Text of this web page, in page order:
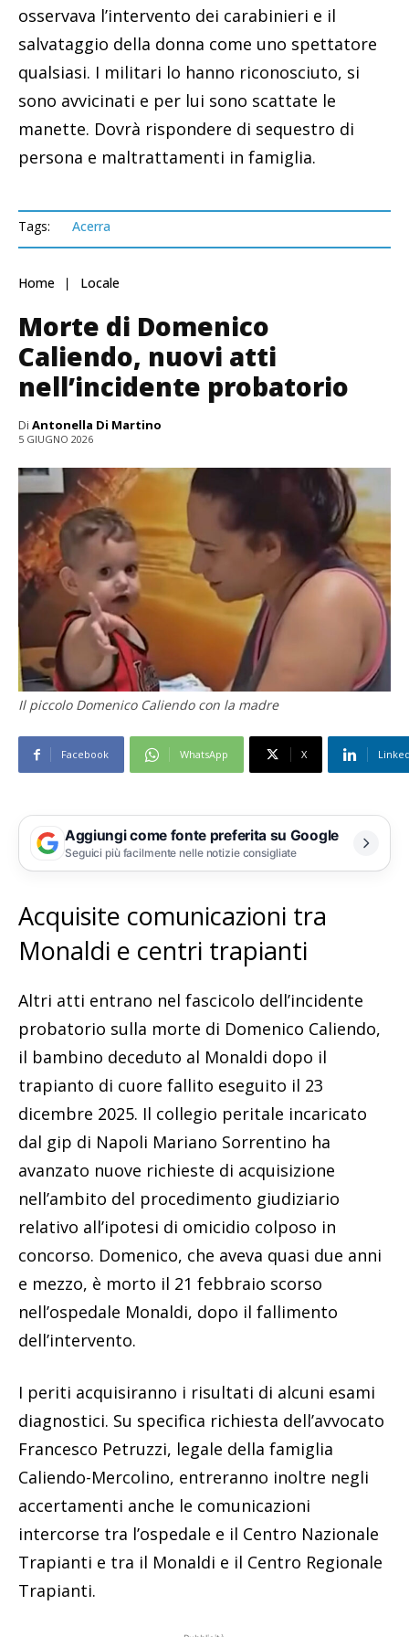
osservava l’intervento dei carabinieri e il
salvataggio della donna come uno spettatore
qualsiasi. I militari lo hanno riconosciuto, si
sono avvicinati e per lui sono scattate le
manette. Dovrà rispondere di sequestro di
persona e maltrattamenti in famiglia.
Tags: Acerra
Home Locale
Morte di Domenico
Caliendo, nuovi atti
nell’incidente probatorio
Di Antonella Di Martino
5 GIUGNO 2026
Il piccolo Domenico Caliendo con la madre
Facebook WhatsApp X
Aggiungi come fonte preferita su Google
Seguici più facilmente nelle notizie consigliate
Acquisite comunicazioni tra
Monaldi e centri trapianti
Altri atti entrano nel fascicolo dell’incidente
probatorio sulla morte di Domenico Caliendo,
il bambino deceduto al Monaldi dopo il
trapianto di cuore fallito eseguito il 23
dicembre 2025. Il collegio peritale incaricato
dal gip di Napoli Mariano Sorrentino ha
avanzato nuove richieste di acquisizione
nell’ambito del procedimento giudiziario
relativo all’ipotesi di omicidio colposo in
concorso. Domenico, che aveva quasi due anni
e mezzo, è morto il 21 febbraio scorso
nell’ospedale Monaldi, dopo il fallimento
dell’intervento.
I periti acquisiranno i risultati di alcuni esami
diagnostici. Su specifica richiesta dell’avvocato
Francesco Petruzzi, legale della famiglia
Caliendo-Mercolino, entreranno inoltre negli
accertamenti anche le comunicazioni
intercorse tra l’ospedale e il Centro Nazionale
Trapianti e tra il Monaldi e il Centro Regionale
Trapianti.